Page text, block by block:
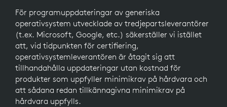
För programuppdateringar av generiska
operativsystem utvecklade av tredjepartsleverantörer
(t.ex. Microsoft, Google, etc.) säkerställer vi istället
att, vid tidpunkten för certifiering,
operativsystemleverantören är åtagit sig att
tillhandahålla uppdateringar utan kostnad för
produkter som uppfyller minimikrav på hårdvara och
att sådana redan tillkännagivna minimikrav på
hårdvara uppfylls.